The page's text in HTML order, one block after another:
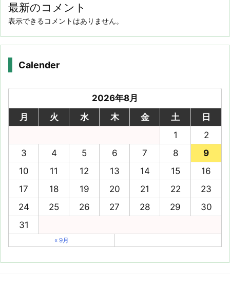
最新のコメント
表示できるコメントはありません。
Calender
2026年8月
月
火 水 木 金 土
日
1
2
3
4 5 6 7 8
9
10
11 12 13 14 15
16
17
18 19 20 21 22
23
24
25 26 27 28 29
30
31
« 9月